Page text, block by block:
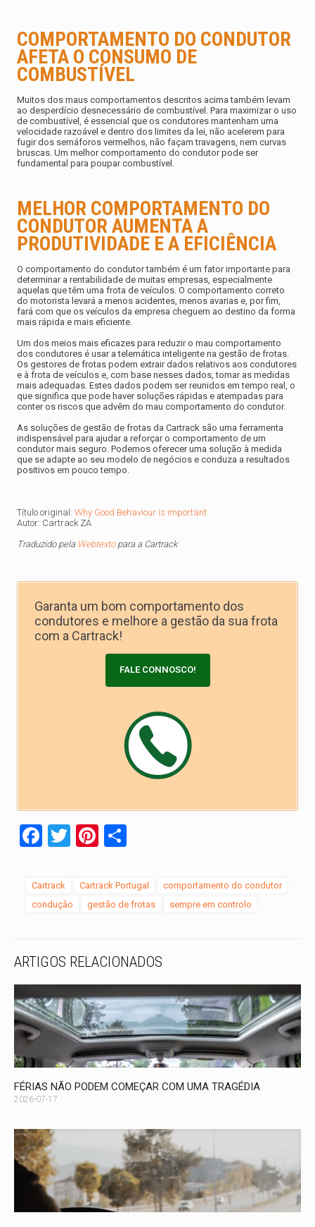
COMPORTAMENTO DO CONDUTOR
AFETA O CONSUMO DE
COMBUSTÍVEL
Muitos dos maus comportamentos descritos acima também levam
ao desperdício desnecessário de combustível. Para maximizar o uso
de combustível, é essencial que os condutores mantenham uma
velocidade razoável e dentro dos limites da lei, não acelerem para
fugir dos semáforos vermelhos, não façam travagens, nem curvas
bruscas. Um melhor comportamento do condutor pode ser
fundamental para poupar combustível.
MELHOR COMPORTAMENTO DO
CONDUTOR AUMENTA A
PRODUTIVIDADE E A EFICIÊNCIA
O comportamento do condutor também é um fator importante para
determinar a rentabilidade de muitas empresas, especialmente
aquelas que têm uma frota de veículos. O comportamento correto
do motorista levará a menos acidentes, menos avarias e, por fim,
fará com que os veículos da empresa cheguem ao destino da forma
mais rápida e mais eficiente.
Um dos meios mais eficazes para reduzir o mau comportamento
dos condutores é usar a telemática inteligente na gestão de frotas.
Os gestores de frotas podem extrair dados relativos aos condutores
e à frota de veículos e, com base nesses dados, tomar as medidas
mais adequadas. Estes dados podem ser reunidos em tempo real, o
que significa que pode haver soluções rápidas e atempadas para
conter os riscos que advêm do mau comportamento do condutor.
As soluções de gestão de frotas da Cartrack são uma ferramenta
indispensável para ajudar a reforçar o comportamento de um
condutor mais seguro. Podemos oferecer uma solução à medida
que se adapte ao seu modelo de negócios e conduza a resultados
positivos em pouco tempo.
Título original:Why Good Behaviour is important
Autor: Cartrack ZA
Traduzido pela Webtextopara a Cartrack
Garanta um bom comportamento dos
condutores e melhore a gestão da sua frota
com a Cartrack!
FALE CONNOSCO!
Facebook
TwitterPinterest
Cartrack Cartrack Portugal
comportamento do condutor
condução
gestão de frotas sempre em controlo
ARTIGOS RELACIONADOS
FÉRIAS NÃO PODEM COMEÇAR COM UMA TRAGÉDIA
2026-07-17